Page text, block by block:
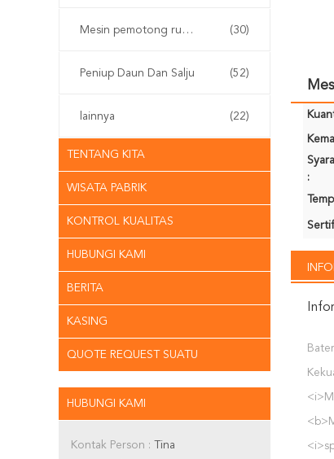
Mesin pemotong rumput (30)
Peniup Daun Dan Salju (52)
lainnya (22)
TENTANG KITA
WISATA PABRIK
KONTROL KUALITAS
HUBUNGI KAMI
BERITA
KASING
QUOTE REQUEST SUATU
HUBUNGI KAMI
Kontak Person : Tina
: